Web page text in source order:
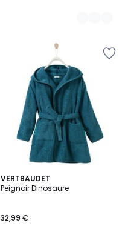
VERTBAUDET
Peignoir Dinosaure
32,99 €
4
/